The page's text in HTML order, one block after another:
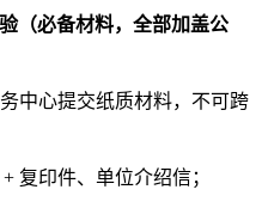
（必备材料，全部加盖公
中心提交纸质材料，不可跨
复印件、单位介绍信；